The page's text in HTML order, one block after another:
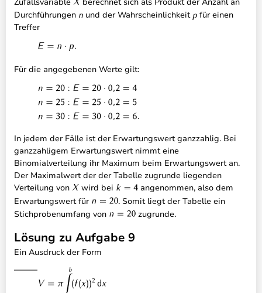
Durchführungen
und der Wahrscheinlichkeit
für einen
Treffer
Für die angegebenen Werte gilt:
In jedem der Fälle ist der Erwartungswert ganzzahlig. Bei
ganzzahligem Erwartungswert nimmt eine
Binomialverteilung ihr Maximum beim Erwartungswert an.
Der Maximalwert der der Tabelle zugrunde liegenden
Verteilung von
wird bei
angenommen, also dem
Erwartungswert für
. Somit liegt der Tabelle ein
Stichprobenumfang von
zugrunde.
Lösung zu Aufgabe 9
Ein Ausdruck der Form